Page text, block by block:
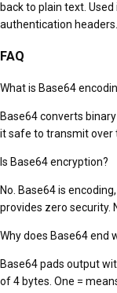
back to plain text.
authentication headers.
FAQ
What is Base64
Base64 converts
it safe to transmit over
Is Base64 encryption?
No. Base64 is
provides zero security.
Why does Base64 end
Base64 pads output
of 4 bytes. One =